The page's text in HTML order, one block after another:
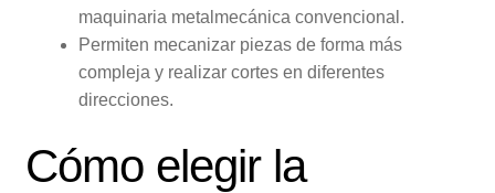
maquinaria metalmecánica convencional.
Permiten mecanizar piezas de forma más
compleja y realizar cortes en diferentes
direcciones.
Cómo elegir la